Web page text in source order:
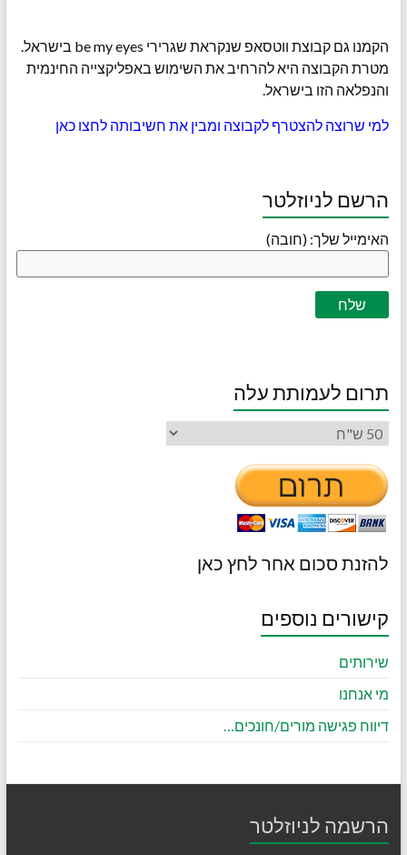
הקמנו גם קבוצת ווטסאפ שנקראת שגרירי be my eyes בישראל.
מטרת הקבוצה היא להרחיב את השימוש באפליקצייה החינמית
והנפלאה הזו בישראל.
למי שרוצה להצטרף לקבוצה ומבין את חשיבותה לחצו כאן
הרשם לניוזלטר
האימייל שלך: (חובה)
תרום לעמותת עלה
להזנת סכום אחר לחץ כאן
קישורים נוספים
שירותים
מי אנחנו
דיווח פגישה מורים/חונכים…
הרשמה לניוזלטר